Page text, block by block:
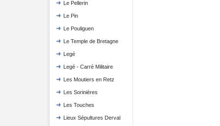
Le Pellerin
Le Pin
Le Pouliguen
Le Temple de Bretagne
Legé
Legé - Carré Militaire
Les Moutiers en Retz
Les Sorinières
Les Touches
Lieux Sépultures Derval